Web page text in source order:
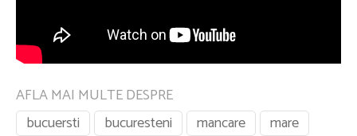
AFLA MAI MULTE DESPRE
bucuersti
bucuresteni mancare
mare